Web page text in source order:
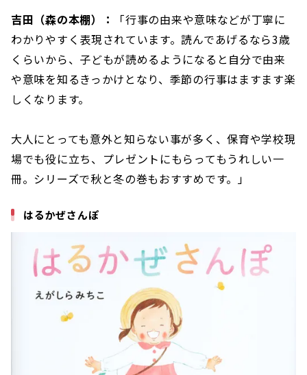
吉田（森の本棚）：
「行事の由来や意味などが丁寧に
わかりやすく表現されています。読んであげるなら3歳
くらいから、子どもが読めるようになると自分で由来
や意味を知るきっかけとなり、季節の行事はますます楽
しくなります。
大人にとっても意外と知らない事が多く、保育や学校現
場でも役に立ち、プレゼントにもらってもうれしい一
冊。シリーズで秋と冬の巻もおすすめです。」
はるかぜさんぽ